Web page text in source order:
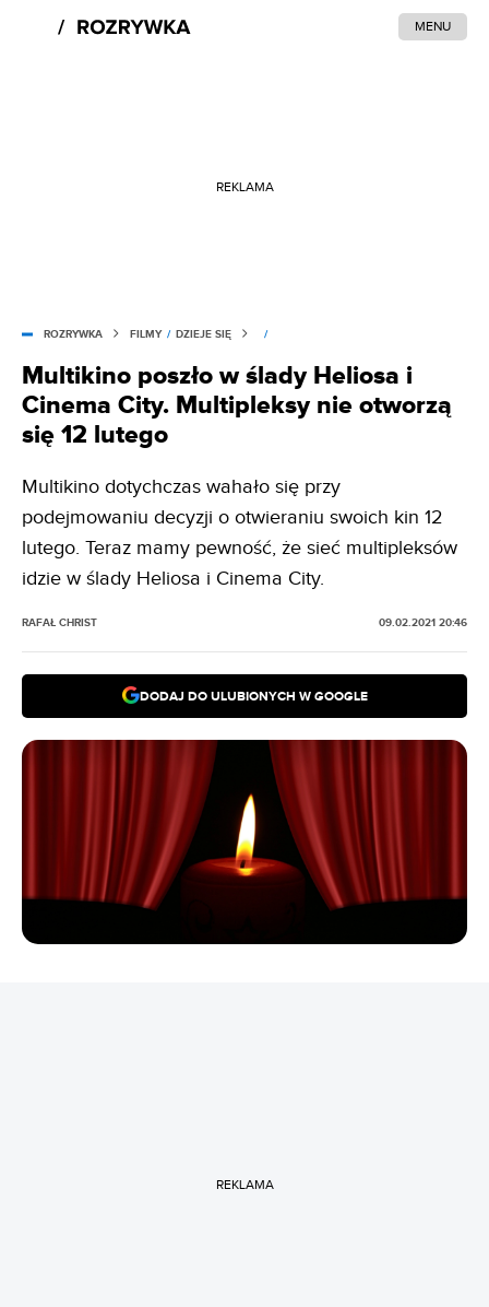
MENU
REKLAMA
ROZRYWKA FILMY / DZIEJE SIĘ /
Multikino poszło w ślady Heliosa i
Cinema City. Multipleksy nie otworzą
się 12 lutego
Multikino dotychczas wahało się przy
podejmowaniu decyzji o otwieraniu swoich kin 12
lutego. Teraz mamy pewność, że sieć multipleksów
idzie w ślady Heliosa i Cinema City.
RAFAŁ CHRIST 09.02.2021 20:46
DODAJ DO ULUBIONYCH W GOOGLE
REKLAMA